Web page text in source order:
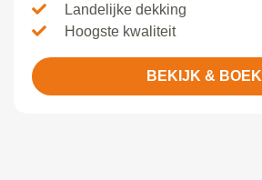
Landelijke dekking
Hoogste kwaliteit
BEKIJK & BOEK